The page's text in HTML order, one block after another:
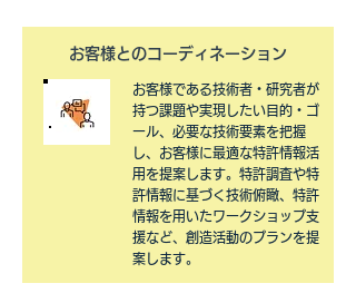
お客様である技術者・研究者が
持つ課題や実現したい目的・ゴ
ール、必要な技術要素を把握
し、お客様に最適な特許情報活
用を提案します。特許調査や特
許情報に基づく技術俯瞰、特許
情報を用いたワークショップ支
援など、創造活動のプランを提
案します。
お客様との​コーディネーション